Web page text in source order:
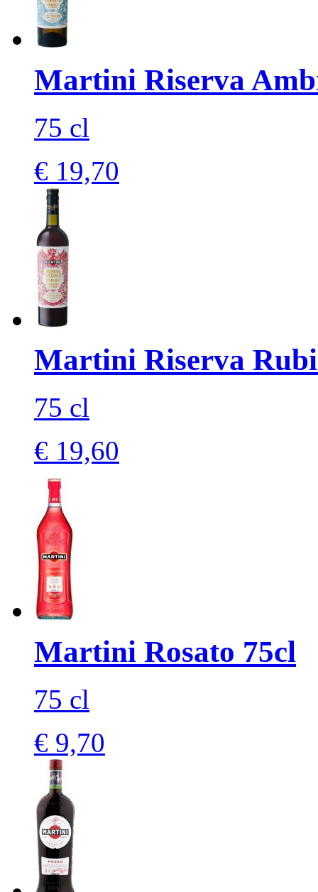
Martini Riserva
75 cl
€ 19,70
Martini Riserva
75 cl
€ 19,60
Martini Rosato 75cl
75 cl
€ 9,70